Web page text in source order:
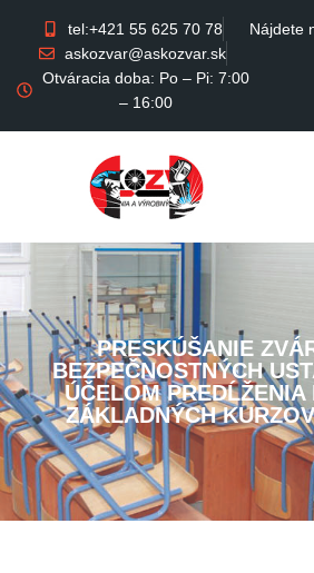
tel:+421 55 625 70 78
askozvar@askozvar.sk
Otváracia doba: Po – Pi: 7:00
– 16:00
Nájdete
PRESKÚŠANIE
BEZPEČNOSTNÝCH
ÚČELOM PREDĹŽENIA
ZÁKLADNÝCH